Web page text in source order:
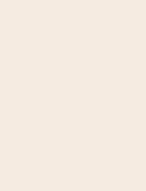
Reino
talets början, med
senare andra
expansion fortsatte